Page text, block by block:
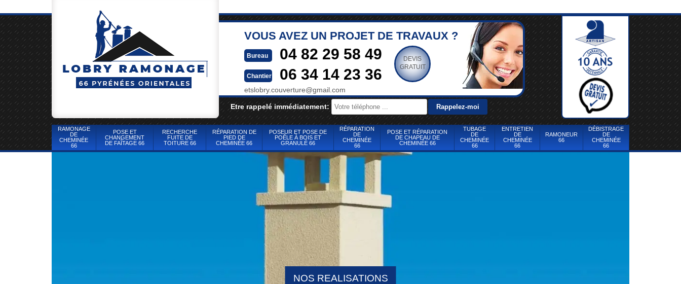
VOUS AVEZ UN PROJET DE TRAVAUX ?
Bureau 04 82 29 58 49
Chantier 06 34 14 23 36
etslobry.couverture@gmail.com
DEVIS
GRATUIT
Etre rappelé immédiatement:
RAMONAGE
DE
CHEMINÉE
66
POSE ET
CHANGEMENT
DE FAÎTAGE 66
RECHERCHE
FUITE DE
TOITURE 66
RÉPARATION DE
PIED DE
CHEMINÉE 66
POSEUR ET POSE DE
POÊLE À BOIS ET
GRANULÉ 66
RÉPARATION
DE
CHEMINÉE
66
POSE ET RÉPARATION
DE CHAPEAU DE
CHEMINÉE 66
TUBAGE
DE
CHEMINÉE
66
ENTRETIEN
DE
CHEMINÉE
66
RAMONEUR
66
DÉBISTRAGE
DE
CHEMINÉE
66
NOS REALISATIONS